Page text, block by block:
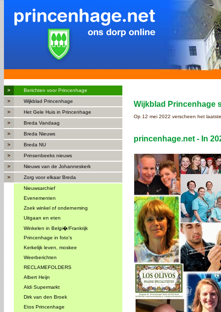
>
Berichten voor Princenhage
>
Wijkblad Princenhage
>
Het Gele Huis in Princenhage
>
Breda Vandaag
>
Breda Nieuws
>
Breda NU
>
Prinsenbeeks nieuws
>
Nieuws van de Johanneskerk
>
Zorg voor elkaar Breda
Nieuwsarchief
Evenementen
Zoek winkel of onderneming
Uitgaan en eten
Winkelen in Belgi�/Frankrijk
Princenhage in foto's
Kerkelijk leven, moskee
Weerberichten
RECLAMEFOLDERS
Albert Heijn
Aldi Supermarkt
Dirk van den Broek
Etos Princenhage
Wijkblad Princenhage
Op 12 mei 2022 verscheen het
princenhage.net - In